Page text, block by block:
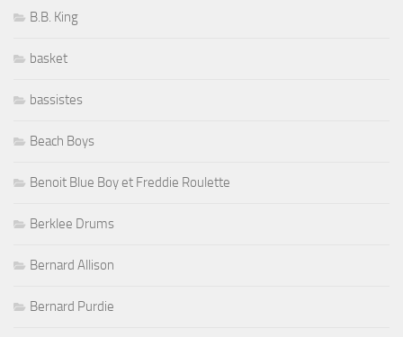
B.B. King
basket
bassistes
Beach Boys
Benoit Blue Boy et Freddie Roulette
Berklee Drums
Bernard Allison
Bernard Purdie